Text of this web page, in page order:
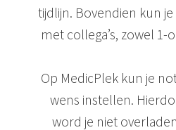
tijdlijn. Bovendien kun
met collega’s, zowel 1-
Op MedicPlek kun je
wens instellen.
word je niet